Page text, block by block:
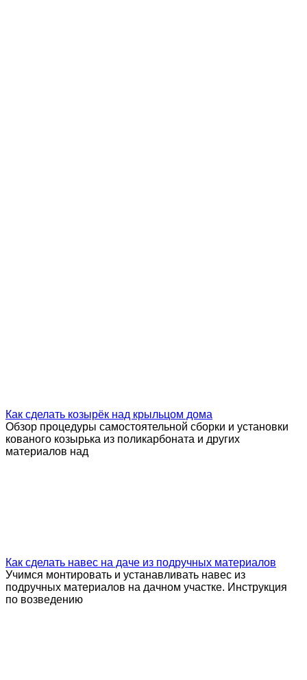
Как сделать козырёк над крыльцом дома
Обзор процедуры самостоятельной сборки и установки
кованого козырька из поликарбоната и других
материалов над
Как сделать навес на даче из подручных материалов
Учимся монтировать и устанавливать навес из
подручных материалов на дачном участке. Инструкция
по возведению